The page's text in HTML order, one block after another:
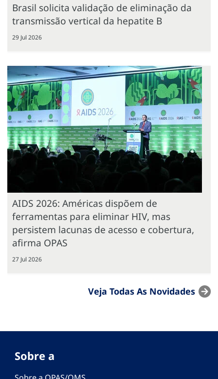
Brasil solicita validação de eliminação da
transmissão vertical da hepatite B
29 Jul 2026
AIDS 2026: Américas dispõem de
ferramentas para eliminar HIV, mas
persistem lacunas de acesso e cobertura,
afirma OPAS
27 Jul 2026
Veja Todas As Novidades
Sobre a